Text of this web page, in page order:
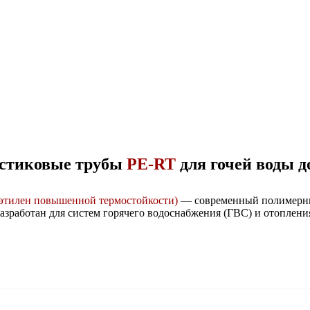
трубы PE-RTдля гочей воды
повышенной термостойкости) — современный
для систем горячего водоснабжения (ГВС) и